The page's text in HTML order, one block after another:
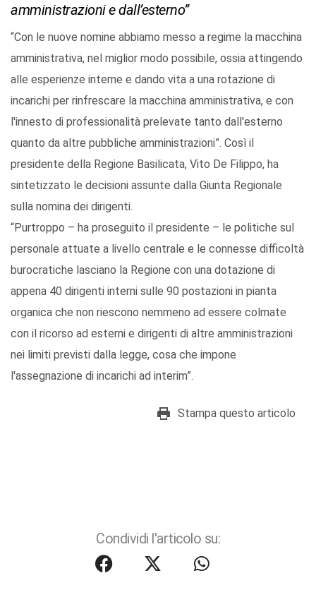
amministrazioni e dall’esterno”
“Con le nuove nomine abbiamo messo a regime la macchina
amministrativa, nel miglior modo possibile, ossia attingendo
alle esperienze interne e dando vita a una rotazione di
incarichi per rinfrescare la macchina amministrativa, e con
l'innesto di professionalità prelevate tanto dall'esterno
quanto da altre pubbliche amministrazioni”. Così il
presidente della Regione Basilicata, Vito De Filippo, ha
sintetizzato le decisioni assunte dalla Giunta Regionale
sulla nomina dei dirigenti.
“Purtroppo – ha proseguito il presidente – le politiche sul
personale attuate a livello centrale e le connesse difficoltà
burocratiche lasciano la Regione con una dotazione di
appena 40 dirigenti interni sulle 90 postazioni in pianta
organica che non riescono nemmeno ad essere colmate
con il ricorso ad esterni e dirigenti di altre amministrazioni
nei limiti previsti dalla legge, cosa che impone
l'assegnazione di incarichi ad interim”.
Stampa questo articolo
Condividi l'articolo su: